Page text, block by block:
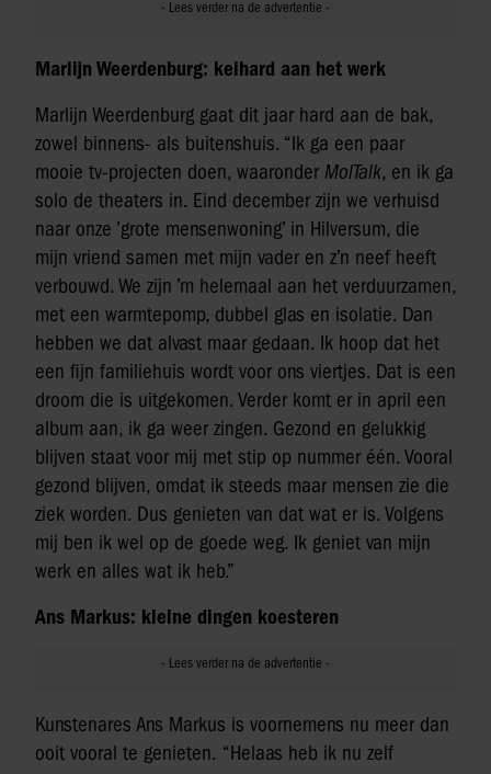
Marlijn Weerdenburg: keihard aan het werk
Marlijn Weerdenburg gaat dit jaar hard aan de bak,
zowel binnens- als buitenshuis. “Ik ga een paar
mooie tv-projecten doen, waaronder MolTalk, en ik ga
solo de theaters in. Eind december zijn we verhuisd
naar onze ’grote mensenwoning’ in Hilversum, die
mijn vriend samen met mijn vader en z’n neef heeft
verbouwd. We zijn ’m helemaal aan het verduurzamen,
met een warmtepomp, dubbel glas en isolatie. Dan
hebben we dat alvast maar gedaan. Ik hoop dat het
een fijn familiehuis wordt voor ons viertjes. Dat is een
droom die is uitgekomen. Verder komt er in april een
album aan, ik ga weer zingen. Gezond en gelukkig
blijven staat voor mij met stip op nummer één. Vooral
gezond blijven, omdat ik steeds maar mensen zie die
ziek worden. Dus genieten van dat wat er is. Volgens
mij ben ik wel op de goede weg. Ik geniet van mijn
werk en alles wat ik heb.”
Ans Markus: kleine dingen koesteren
Kunstenares Ans Markus is voornemens nu meer dan
ooit vooral te genieten. “Helaas heb ik nu zelf